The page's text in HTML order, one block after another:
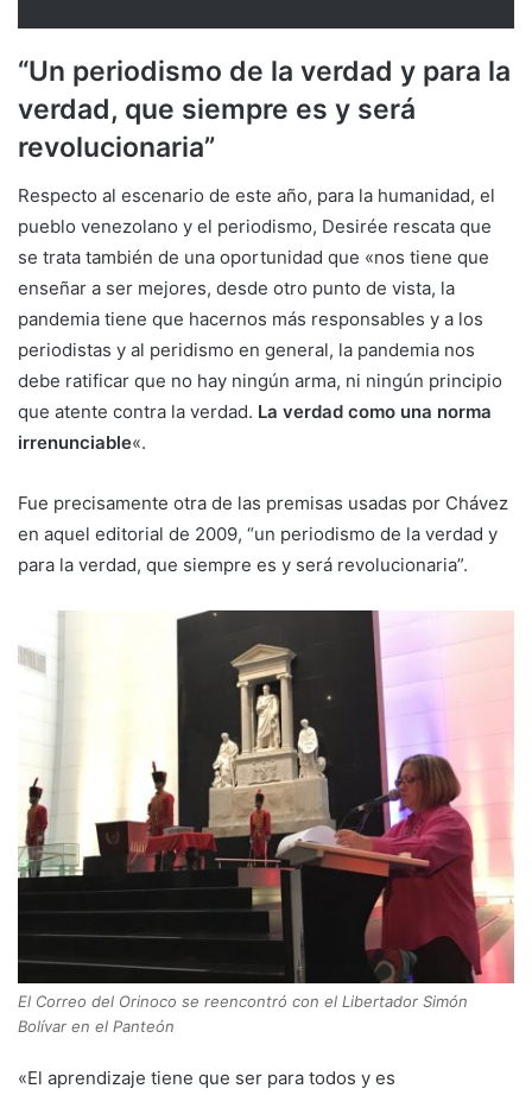
“Un periodismo de la verdad y para la
verdad, que siempre es y será
revolucionaria”
Respecto al escenario de este año, para la humanidad, el
pueblo venezolano y el periodismo, Desirée rescata que
se trata también de una oportunidad que «nos tiene que
enseñar a ser mejores, desde otro punto de vista, la
pandemia tiene que hacernos más responsables y a los
periodistas y al peridismo en general, la pandemia nos
debe ratificar que no hay ningún arma, ni ningún principio
que atente contra la verdad. La verdad como una norma
irrenunciable«.
Fue precisamente otra de las premisas usadas por Chávez
en aquel editorial de 2009, “un periodismo de la verdad y
para la verdad, que siempre es y será revolucionaria”.
El Correo del Orinoco se reencontró con el Libertador Simón
Bolívar en el Panteón
«El aprendizaje tiene que ser para todos y es